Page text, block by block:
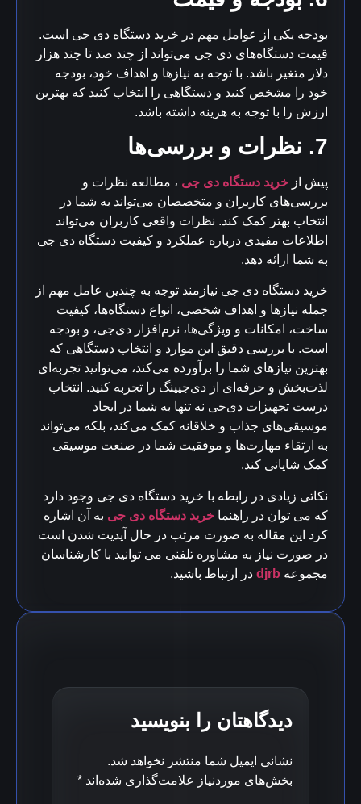
بودجه یکی از عوامل مهم در خرید دستگاه دی جی است.
قیمت دستگاه‌های دی جی می‌تواند از چند صد تا چند هزار
دلار متغیر باشد. با توجه به نیازها و اهداف خود، بودجه
خود را مشخص کنید و دستگاهی را انتخاب کنید که بهترین
ارزش را با توجه به هزینه داشته باشد.
7. نظرات و بررسی‌ها
پیش از خرید دستگاه دی جی ، مطالعه نظرات و
بررسی‌های کاربران و متخصصان می‌تواند به شما در
انتخاب بهتر کمک کند. نظرات واقعی کاربران می‌تواند
اطلاعات مفیدی درباره عملکرد و کیفیت دستگاه دی جی
به شما ارائه دهد.
خرید دستگاه دی جی نیازمند توجه به چندین عامل مهم از
جمله نیازها و اهداف شخصی، انواع دستگاه‌ها، کیفیت
ساخت، امکانات و ویژگی‌ها، نرم‌افزار دی‌جی، و بودجه
است. با بررسی دقیق این موارد و انتخاب دستگاهی که
بهترین نیازهای شما را برآورده می‌کند، می‌توانید تجربه‌ای
لذت‌بخش و حرفه‌ای از دی‌جیینگ را تجربه کنید. انتخاب
درست تجهیزات دی‌جی نه تنها به شما در ایجاد
موسیقی‌های جذاب و خلاقانه کمک می‌کند، بلکه می‌تواند
به ارتقاء مهارت‌ها و موفقیت شما در صنعت موسیقی
کمک شایانی کند.
نکاتی زیادی در رابطه با خرید دستگاه دی جی وجود دارد
که می توان در راهنما خرید دستگاه دی جی به آن اشاره
کرد این مقاله به صورت مرتب در حال آپدیت شدن است
در صورت نیاز به مشاوره تلفنی می توانید با کارشناسان
مجموعه djrb در ارتباط باشید.
دیدگاهتان را بنویسید
نشانی ایمیل شما منتشر نخواهد شد.
بخش‌های موردنیاز علامت‌گذاری شده‌اند *